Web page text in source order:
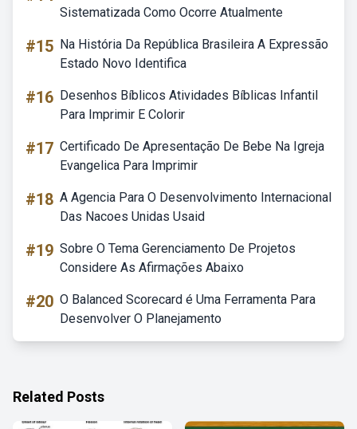
Sistematizada Como Ocorre Atualmente
#15 Na História Da República Brasileira A Expressão
Estado Novo Identifica
#16 Desenhos Bíblicos Atividades Bíblicas Infantil
Para Imprimir E Colorir
#17 Certificado De Apresentação De Bebe Na Igreja
Evangelica Para Imprimir
#18 A Agencia Para O Desenvolvimento Internacional
Das Nacoes Unidas Usaid
#19 Sobre O Tema Gerenciamento De Projetos
Considere As Afirmações Abaixo
#20 O Balanced Scorecard é Uma Ferramenta Para
Desenvolver O Planejamento
Related Posts